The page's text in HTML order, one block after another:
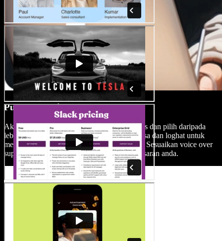
Pustaka Audio
Akses pustaka muzik latar belakang yang luas dan pilih daripada
lebih 200 AI voice over dalam pelbagai bahasa dan loghat untuk
meningkatkan kualiti audio iklan video anda. Sesuaikan voice over
supaya benar-benar serasi dengan audiens sasaran anda.